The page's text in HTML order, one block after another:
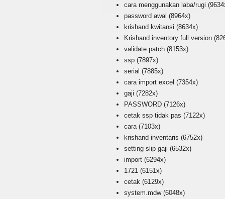
cara menggunakan laba/rugi
password awal (8964x)
krishand kwitansi (8634x)
Krishand inventory full version
validate patch(8153x)
ssp(7897x)
serial (7885x)
cara import excel (7354x)
gaji (7282x)
PASSWORD (7126x)
cetak ssp tidak pas (7122x)
cara (7103x)
krishand inventaris (6752x)
setting slip gaji (6532x)
import (6294x)
1721 (6151x)
cetak (6129x)
system.mdw(6048x)